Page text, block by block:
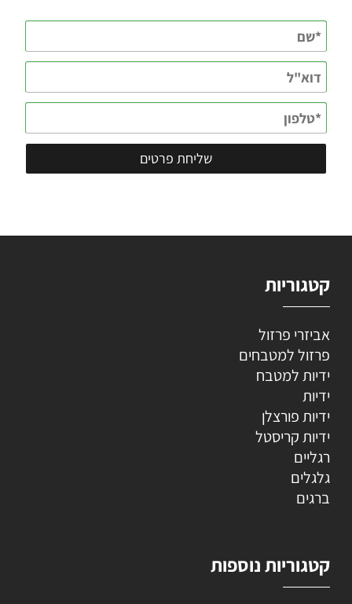
קטגוריות
אביזרי פרזול
פרזול למטבחים
ידיות למטבח
ידיות
ידיות פורצלן
ידיות קריסטל
רגליים
גלגלים
ברגים
קטגוריות נוספות